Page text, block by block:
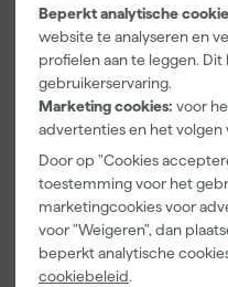
Beperkt analytische
website te analyseren en
profielen aan te leggen.
gebruikerservaring.
Marketing cookies: voor
advertenties en het volgen
Door op "Cookies
toestemming voor het
marketingcookies voor
voor "Weigeren", dan
beperkt analytische
cookiebeleid.
Zinsser Multi-
Surface
Ontvetter &
ReinigerSpray
500ml
Morgen